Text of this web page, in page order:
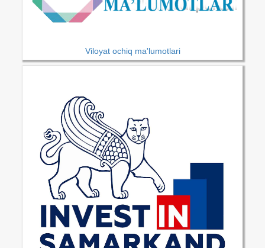
Viloyat ochiq ma'lumotlari